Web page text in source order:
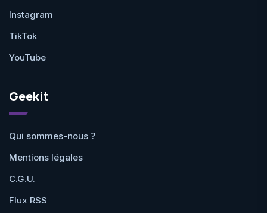
Instagram
TikTok
YouTube
Geekit
Qui sommes-nous ?
Mentions légales
C.G.U.
Flux RSS